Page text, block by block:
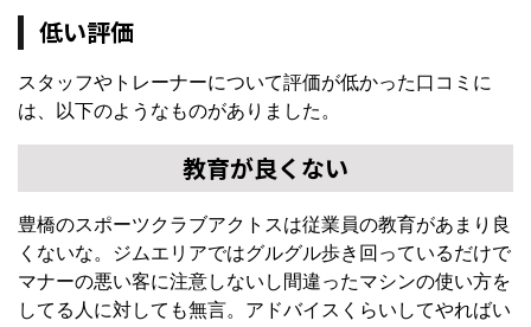
低い評価
スタッフやトレーナーについて評価が低かった口コミに
は、以下のようなものがありました。
教育が良くない
豊橋のスポーツクラブアクトスは従業員の教育があまり良
くないな。ジムエリアではグルグル歩き回っているだけで
マナーの悪い客に注意しないし間違ったマシンの使い方を
してる人に対しても無言。アドバイスくらいしてやればい